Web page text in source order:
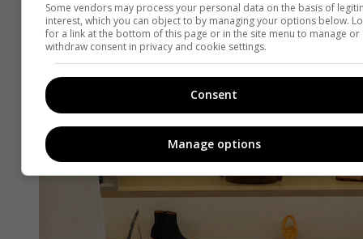
Some vendors may process your personal data on the basis of
interest, which you can object to by managing your options below.
for a link at the bottom of this page or in the site menu to manage or
withdraw consent in privacy and cookie settings.
Consent
Manage options